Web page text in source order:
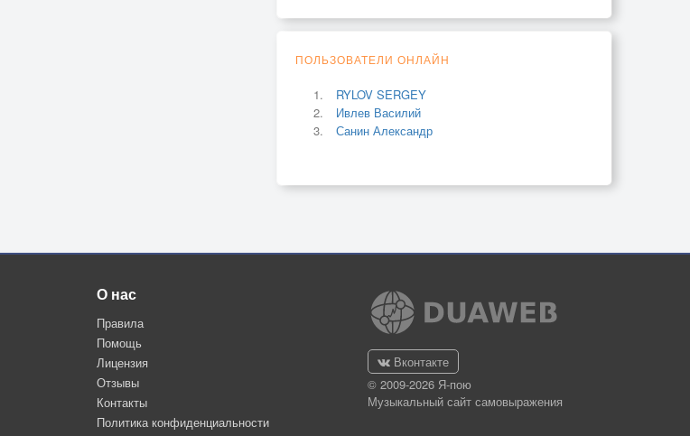
ПОЛЬЗОВАТЕЛИ ОНЛАЙН
RYLOV SERGEY
Ивлев Василий
Санин Александр
О нас
Правила
Помощь
Лицензия
Отзывы
Контакты
Политика конфиденциальности
Вконтакте
© 2009-2026 Я-пою
Музыкальный сайт самовыражения